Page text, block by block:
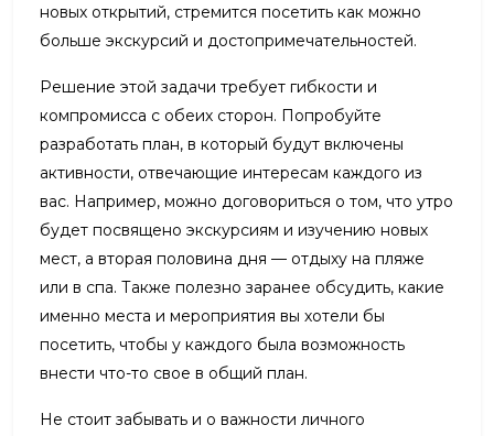
новых открытий, стремится посетить как можно
больше экскурсий и достопримечательностей.
Решение этой задачи требует гибкости и
компромисса с обеих сторон. Попробуйте
разработать план, в который будут включены
активности, отвечающие интересам каждого из
вас. Например, можно договориться о том, что утро
будет посвящено экскурсиям и изучению новых
мест, а вторая половина дня — отдыху на пляже
или в спа. Также полезно заранее обсудить, какие
именно места и мероприятия вы хотели бы
посетить, чтобы у каждого была возможность
внести что-то свое в общий план.
Не стоит забывать и о важности личного